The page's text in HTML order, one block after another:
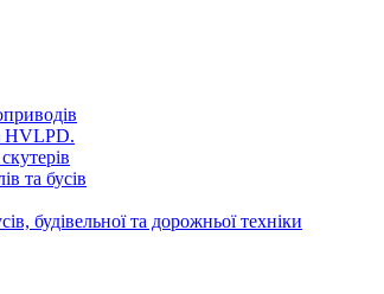
HVLPD.
та бусів
будівельної та дорожньої техніки